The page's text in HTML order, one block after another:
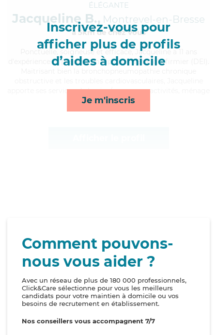
Inscrivez-vous pour
afficher plus de profils
d’aides à domicile
Je m'inscris
ÉLÉGANTE
Jacqueline B., Montrevel-en-Bresse
à 5km de chez Vous
, soigneuse et efficace, Jacqueline a 11 ans
d'expérience et possède un diplôme d'Etat d'infirmier (DEI).
apporte ses services de lessive/repassage, activités, ménage
et compagnie/loisirs*
Comment pouvons-
nous vous aider ?
Avec un réseau de plus de 180 000 professionnels,
Click&Care sélectionne pour vous les meilleurs
candidats pour votre maintien à domicile ou vos
besoins de recrutement en établissement.
Nos conseillers vous accompagnent 7/7